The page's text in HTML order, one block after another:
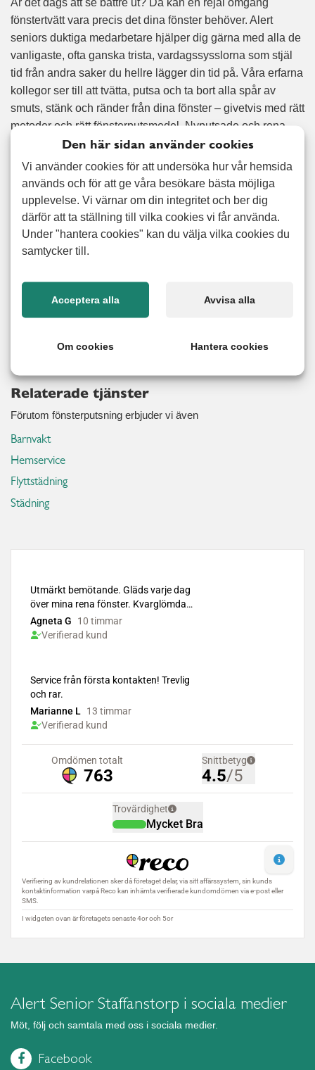
Är det dags att se bättre ut? Då kan en rejäl omgång
fönstertvätt vara precis det dina fönster behöver. Alert
seniors duktiga medarbetare hjälper dig gärna med alla de
vanligaste, ofta ganska trista, vardagssysslorna som stjäl
tid från andra saker du hellre lägger din tid på. Våra erfarna
kollegor ser till att tvätta, putsa och ta bort alla spår av
smuts, stänk och ränder från dina fönster – givetvis med rätt
metoder och rätt fönsterputsmedel. Nyputsade och rena
fönster ger hela huset ett lyft! Vi erbjuder även besläktade
tjänster som städhjälp, tapetsering, måleri och
snickeriarbeten – och mycket mer. Oavsett dina behov så
hjälper vi dig från början till slut och ser förstås till att
erbjuda dig ett pris som är anpassat efter just ditt behov av
fönsterputsning och fönstertvätt.
Nöjd kund-garanti
Vi erbjuder 100% nöjd kund garanti på alla utförda arbeten.
Relaterade tjänster
Förutom fönsterputsning erbjuder vi även
Barnvakt
Hemservice
Flyttstädning
Städning
Alert Senior Staffanstorp i sociala medier
Möt, följ och samtala med oss i sociala medier.
Facebook
Den här sidan använder cookies
Vi använder cookies för att undersöka hur vår hemsida
används och för att ge våra besökare bästa möjliga
upplevelse. Vi värnar om din integritet och ber dig
därför att ta ställning till vilka cookies vi får använda.
Under "hantera cookies" kan du välja vilka cookies du
samtycker till.
Acceptera alla Avvisa alla
Om cookies Hantera cookies